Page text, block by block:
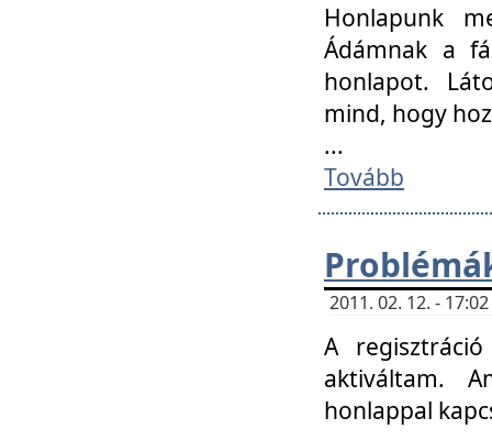
Honlapunk
Ádámnak a
honlapot.
mind, hogy
...
Tovább
2011. 02. 12. -
A
aktiváltam.
honlappal